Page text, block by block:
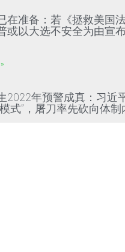
在准备：若《拯救美国
或以大选不安全为由宣
2022年预警成真：习近
式”，屠刀率先砍向体制